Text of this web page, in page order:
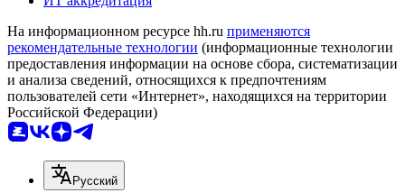
На информационном ресурсе hh.ru применяются
рекомендательные технологии (информационные технологии
предоставления информации на основе сбора, систематизации
и анализа сведений, относящихся к предпочтениям
пользователей сети «Интернет», находящихся на территории
Российской Федерации)
Русский